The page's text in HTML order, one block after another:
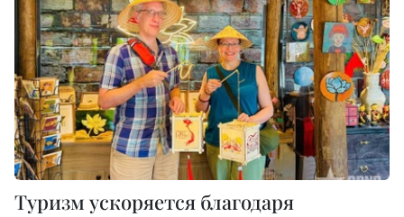
Туризм ускоряется благодаря